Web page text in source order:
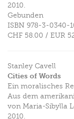
2010.
Gebunden
ISBN 978-3-0340-
CHF 58.00 / EUR
Stanley Cavell
Cities of Words
Ein moralisches
Aus dem
von Maria-Sibylla
2010.